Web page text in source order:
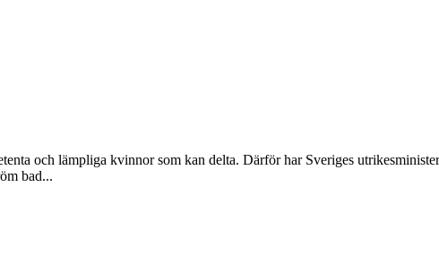
och lämpliga kvinnor som kan delta. Därför har Sveriges
bad...